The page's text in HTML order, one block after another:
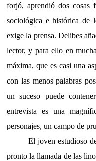
forjó, aprendió dos cosas
sociológica e histórica de
exige la prensa. Delibes
lector, y para ello en
máxima, que es casi una
con las menos palabras
un suceso puede
entrevista es una
personajes, un campo de
El joven estudioso de
pronto la llamada de las